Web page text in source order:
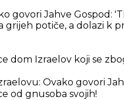
govori Jahve Gospod:
grijeh potiče, a dolazi k
dom Izraelov koji se
Ovako govori
od gnusoba svojih!